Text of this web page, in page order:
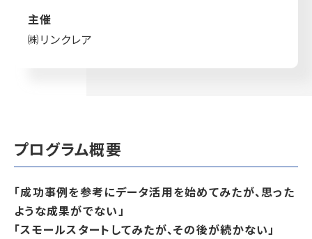
主催
㈱リンクレア
プログラム概要
「成功事例を参考にデータ活用を始めてみたが、思った
ような成果がでない」
「スモールスタートしてみたが、その後が続かない」